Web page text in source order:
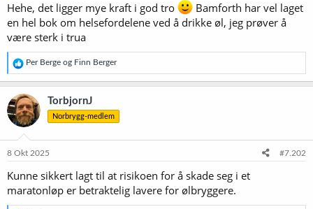
Hehe, det ligger mye kraft i god tro
Bamforth har vel laget
en hel bok om helsefordelene ved å drikke øl, jeg prøver å
være sterk i trua
R
e
a
k
s
j
o
e
:
Per Berge og Finn Berger
TorbjornJ
Norbrygg-medlem
8 Okt 2025 #7.202
Kunne sikkert lagt til at risikoen for å skade seg i et
maratonløp er betraktelig lavere for ølbryggere.